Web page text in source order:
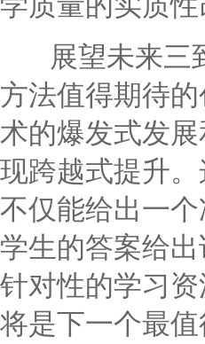
展望未来三到
方法值得期待
术的爆发式发
现跨越式提升
不仅能给出一
学生的答案给
针对性的学习
将是下一个最